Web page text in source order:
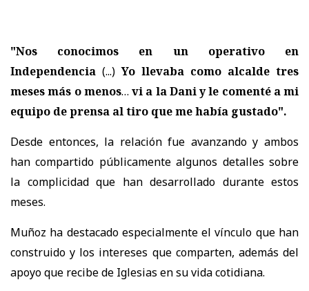
"Nos conocimos en un operativo en
Independencia (...)Yo llevaba como alcalde tres
meses más o menos… vi a la Dani y le comenté a mi
equipo de prensa al tiro que me había gustado".
Desde entonces, la relación fue avanzando y ambos
han compartido públicamente algunos detalles sobre
la complicidad que han desarrollado durante estos
meses.
Muñoz ha destacado especialmente el vínculo que han
construido y los intereses que comparten, además del
apoyo que recibe de Iglesias en su vida cotidiana.